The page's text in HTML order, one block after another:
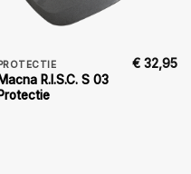
R.I.S.C. S 03
€ 32,95